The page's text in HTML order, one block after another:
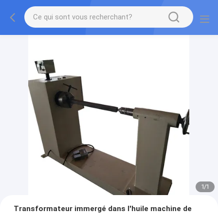
1/1
Transformateur immergé dans l'huile machine de